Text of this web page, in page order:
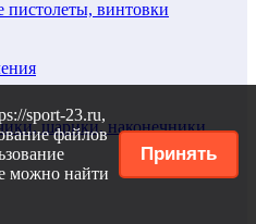
пистолеты, винтовки
шарики, наконечники
sport-23.ru,
файлов
можно найти
Принять